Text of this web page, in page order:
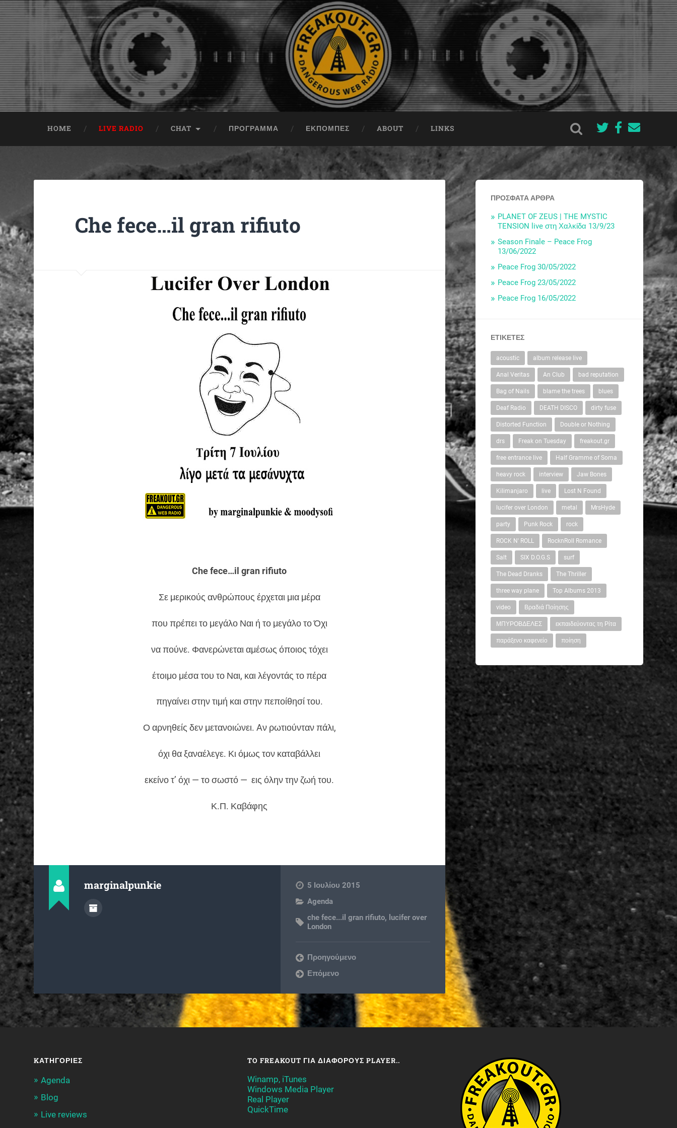
HOME LIVE RADIO CHAT ΠΡΟΓΡΑΜΜΑ ΕΚΠΟΜΠΈΣ ABOUT LINKS
Che fece…il gran rifiuto
Che fece…il gran rifiuto
Σε μερικούς ανθρώπους έρχεται μια μέρα
που πρέπει το μεγάλο Ναι ή το μεγάλο το Όχι
να πούνε. Φανερώνεται αμέσως όποιος τόχει
έτοιμο μέσα του το Ναι, και λέγοντάς το πέρα
πηγαίνει στην τιμή και στην πεποίθησί του.
Ο αρνηθείς δεν μετανοιώνει. Aν ρωτιούνταν πάλι,
όχι θα ξαναέλεγε. Κι όμως τον καταβάλλει
εκείνο τ’ όχι — το σωστό — εις όλην την ζωή του.
Κ.Π. Καβάφης
marginalpunkie
5 Ιουλίου 2015
Agenda
che fece...il gran rifiuto, lucifer over
London
Προηγούμενο
Επόμενο
ΠΡΌΣΦΑΤΑ ΆΡΘΡΑ
PLANET OF ZEUS | THE MYSTIC
TENSION live στη Χαλκίδα 13/9/23
Season Finale – Peace Frog
13/06/2022
Peace Frog 30/05/2022
Peace Frog 23/05/2022
Peace Frog 16/05/2022
ΕΤΙΚΈΤΕΣ
acoustic album release live
Anal Veritas An Club bad reputation
Bag of Nails blame the trees blues
Deaf Radio DEATH DISCO dirty fuse
Distorted Function Double or Nothing
drs Freak on Tuesday freakout.gr
free entrance live Half Gramme of Soma
heavy rock interview Jaw Bones
Kilimanjaro live Lost N Found
lucifer over London metal MrsHyde
party Punk Rock rock
ROCK N' ROLL RocknRoll Romance
Salt SIX D.O.G.S surf
The Dead Dranks The Thriller
three way plane Top Albums 2013
video Βραδιά Ποίησης
ΜΠΥΡΟΒΔΕΛΕΣ εκπαιδεύοντας τη Ρίτα
παράξενο καφενείο ποίηση
KΑΤΗΓΟΡΊΕΣ
Agenda
Blog
Live reviews
TO FREAKOUT ΓΙΑ ΔΙΆΦΟΡΟΥΣ PLAYER..
Winamp, iTunes
Windows Media Player
Real Player
QuickTime